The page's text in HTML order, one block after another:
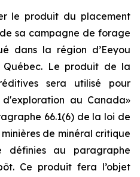
le produit du placement
sa campagne de forage
dans la région d’Eeyou
Québec. Le produit de la
sera utilisé pour
au Canada»
66.1(6) de la loi de
de minéral critique
définies au paragraphe
Ce produit fera l’objet